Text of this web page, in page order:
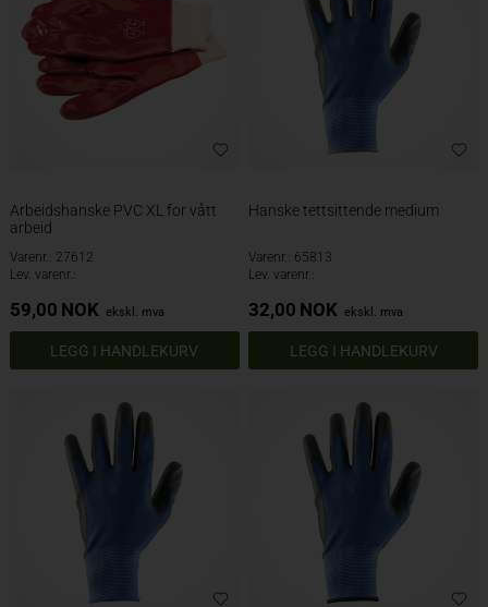
Arbeidshanske PVC XL for vått
arbeid
Varenr.: 27612
Lev. varenr.:
59,00 NOK ekskl. mva
Hanske tettsittende medium
Varenr.: 65813
Lev. varenr.:
32,00 NOK ekskl. mva